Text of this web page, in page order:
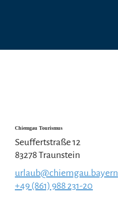
Chiemgau Tourismus
Seuffertstraße 12
83278 Traunstein
urlaub@chiemgau.bayern
+49 (861) 988 231-20